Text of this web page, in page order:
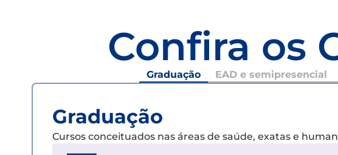
Confira os
Graduação EAD e semipresencial
Graduação
Cursos conceituados nas áreas de saúde, exatas e